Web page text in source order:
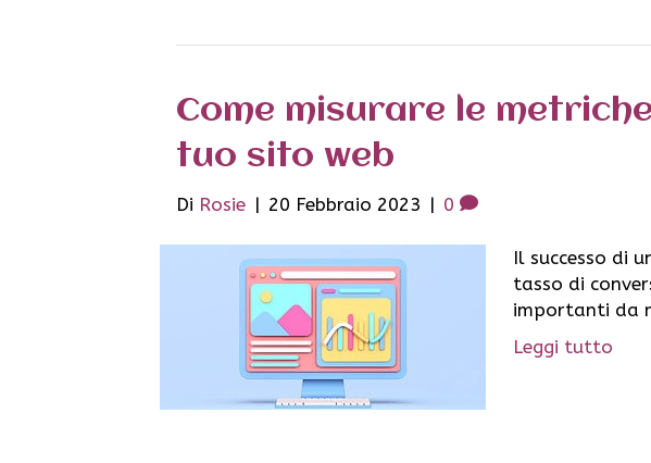
Come misurare le
tuo sito web
Di Rosie | 20 Febbraio 2023 | 0
Il successo di
tasso di
importanti da
Leggi tutto